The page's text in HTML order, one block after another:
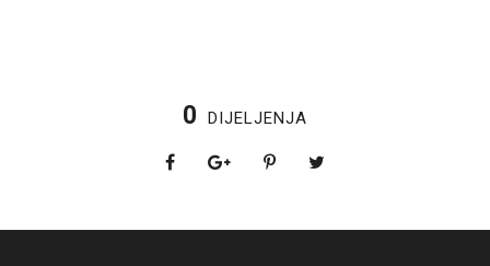
0 DIJELJENJA